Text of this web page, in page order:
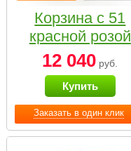
Заказать в один клик
Корзина с 51
красной розой
12 040 руб.
Купить